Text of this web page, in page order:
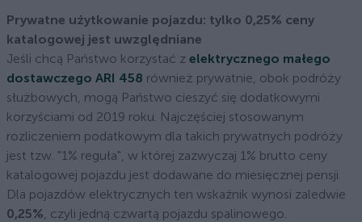
Prywatne użytkowanie pojazdu: tylko 0,25% ceny
katalogowej jest uwzględniane
Jeśli chcą Państwo korzystać z elektrycznego małego
dostawczego ARI 458 również prywatnie, obok podróży
służbowych, mogą Państwo cieszyć się dodatkowymi
korzyściami od 2019 roku. Najczęściej stosowanym
rozliczeniem podatkowym dla takich prywatnych podróży
jest tzw. "1% reguła", w której zazwyczaj 1% brutto ceny
katalogowej pojazdu jest dodawane do miesięcznej pensji.
Dla pojazdów elektrycznych ten wskaźnik wynosi zaledwie
0,25%, czyli jedną czwartą pojazdu spalinowego.